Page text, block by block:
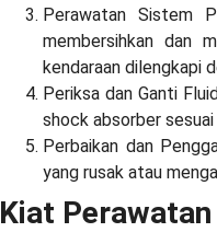
Perawatan Sistem
membersihkan dan
kendaraan dilengkapi
Periksa dan Ganti
shock absorber
Perbaikan dan
yang rusak atau
Kiat